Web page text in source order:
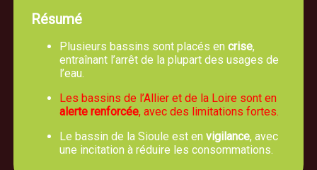
Mairie de TREVOL
Résumé
Plusieurs bassins sont placés en crise,
entraînant l’arrêt de la plupart des usages de
l’eau.
Les bassins de l’Allier et de la Loire sont en
alerte renforcée, avec des limitations fortes.
Le bassin de la Sioule est en vigilance, avec
une incitation à réduire les consommations.